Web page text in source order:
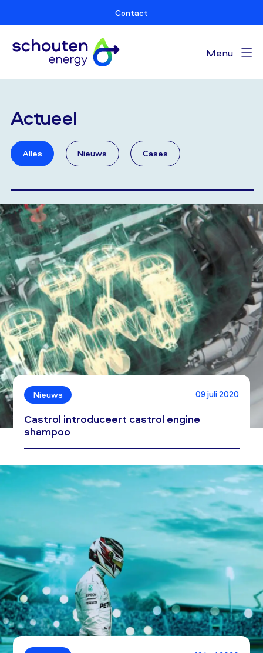
Contact
Menu
Actueel
Alles Nieuws Cases
Nieuws 09 juli 2020
Castrol introduceert castrol engine
shampoo